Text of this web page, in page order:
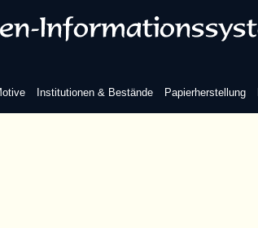
Institutionen & Bestände Papierherstellung